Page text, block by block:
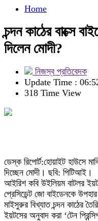
Home
চন্দন কাঠের বাক্সে
দিলেন মোদী?
নিজস্ব প্রতিবেদক
Update Time :
318 Time View
ডেস্ক রিপোর্ট:হোয়াইট হাউসে
দিচ্ছেন মোদী। ছবি: পিটিআই।
আইরিশ কবি উইলিয়ম বাটলর
প্রেসিডেন্ট জো বাইডেনকে উপহার
মাইসুরুর বিখ্যাত চন্দন কাঠের
ইয়টসের অনুবাদ করা ‘টেন